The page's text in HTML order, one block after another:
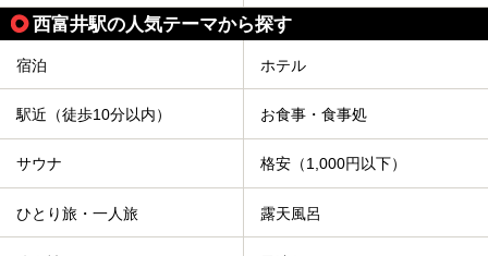
西富井駅の人気テーマから探す
宿泊 ホテル
駅近（徒歩10分以内） お食事・食事処
サウナ 格安（1,000円以下）
ひとり旅・一人旅 露天風呂